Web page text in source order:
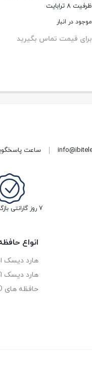
ظرفیت 8 ترابایت
موجود در انبار
برای قیمت تماس بگیرید
ساعت پاسخگویی صبح 10:30 تا 14:00 - بعد
7 روز گارانتی بازگشت وجه
انواع
هارد دیسک
هارد دیسک
حافظه های SSD